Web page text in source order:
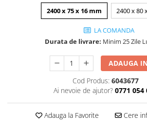
2400 x 75 x 16 mm 2400 x 80
LA COMANDA
Durata de livrare: Minim 25 Zile
ADAUGA
Cod Produs: 6043677
Ai nevoie de ajutor? 0771 054
Adauga la Favorite Cere